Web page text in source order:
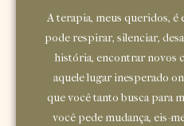
A terapia, meus queridos, é
pode respirar, silenciar,
história, encontrar novos
aquele lugar inesperado
que você tanto busca para
você pede mudança, eis-